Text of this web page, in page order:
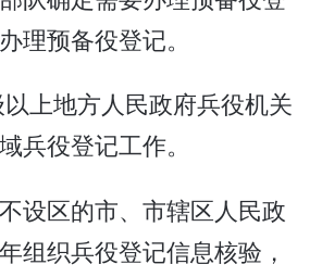
理预备役登记。
上地方人民政府兵役机关
兵役登记工作。
设区的市、市辖区人民政
组织兵役登记信息核验，